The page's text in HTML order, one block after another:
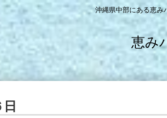
沖縄県中部にある恵み
恵み